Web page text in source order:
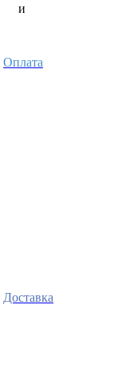
и
Оплата
Доставка